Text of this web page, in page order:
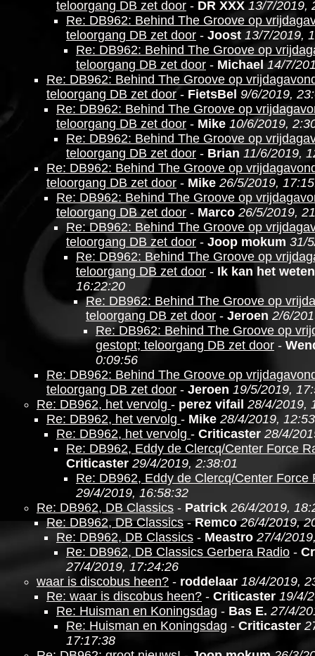
teloorgang DB zet door - DR XXX 13/7/2019,
Re: DB962: Behind The Groove op
teloorgang DB zet door - Joost 13/7/2019,
Re: DB962: Behind The Groove op
teloorgang DB zet door - Michael 14/7/
Re: DB962: Behind The Groove op
teloorgang DB zet door- FietsBel 9/6/2019,
Re: DB962: Behind The Groove op
teloorgang DB zet door - Mike 10/6/2019,
Re: DB962: Behind The Groove op
teloorgang DB zet door - Brian 11/6/2019,
Re: DB962: Behind The Groove op
teloorgang DB zet door - Mike 26/5/2019,
Re: DB962: Behind The Groove op
teloorgang DB zet door - Marco 26/5/2019,
Re: DB962: Behind The Groove op
teloorgang DB zet door - Joop mokum 31/
Re: DB962: Behind The Groove op
teloorgang DB zet door - Ik kan het weten
16:22:20
Re: DB962: Behind The Groove op
teloorgang DB zet door - Jeroen 2/6/
Re: DB962: Behind The Groove op
gestopt; teloorgang DB zet door -
0:09:56
Re: DB962: Behind The Groove op
teloorgang DB zet door - Jeroen 19/5/2019,
Re: DB962, het vervolg - perez vifail 28/4/2019,
Re: DB962, het vervolg - Mike 28/4/2019,
Re: DB962, het vervolg - Criticaster 28/4/
Re: DB962, Eddy de Clercq/Center Force
Criticaster 29/4/2019, 2:38:01
Re: DB962, Eddy de Clercq/Center Force
29/4/2019, 16:58:32
Re: DB962, DB Classics - Patrick 26/4/2019,
Re: DB962, DB Classics-Remco 26/4/2019,
Re: DB962, DB Classics - Meastro 27/4/
Re: DB962, DB Classics Gerbera Radio -
27/4/2019, 17:24:26
waar is discobus heen? - roddelaar 18/4/2019,
Re: waar is discobus heen? - Criticaster 19/4/
Re: Huisman en Koningsdag - Bas E. 27/4/
Re: Huisman en Koningsdag - Criticaster
17:17:38